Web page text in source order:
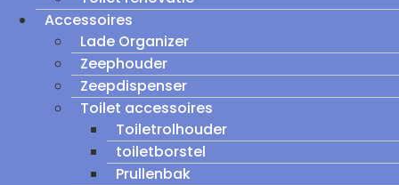
Accessoires
Lade Organizer
Zeephouder
Zeepdispenser
Toilet accessoires
Toiletrolhouder
toiletborstel
Prullenbak